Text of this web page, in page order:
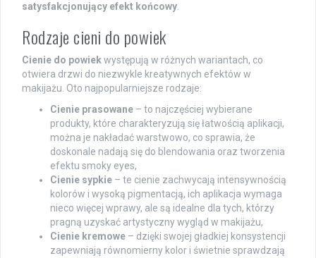
satysfakcjonujący efekt końcowy.
Rodzaje cieni do powiek
Cienie do powiekwystępują w różnych wariantach, co
otwiera drzwi do niezwykle kreatywnych efektów w
makijażu. Oto najpopularniejsze rodzaje:
Cienie prasowane – to najczęściej wybierane
produkty, które charakteryzują się łatwością aplikacji,
można je nakładać warstwowo, co sprawia, że
doskonale nadają się do blendowania oraz tworzenia
efektu smoky eyes,
Cienie sypkie – te cienie zachwycają intensywnością
kolorów i wysoką pigmentacją, ich aplikacja wymaga
nieco więcej wprawy, ale są idealne dla tych, którzy
pragną uzyskać artystyczny wygląd w makijażu,
Cienie kremowe – dzięki swojej gładkiej konsystencji
zapewniają równomierny kolor i świetnie sprawdzają